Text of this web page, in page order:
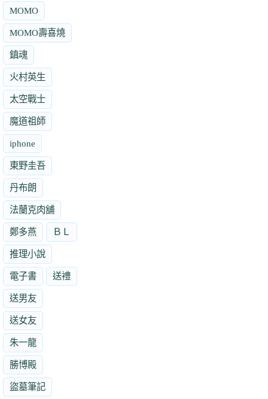
MOMO
MOMO壽喜燒
鎮魂
火村英生
太空戰士
魔道祖師
iphone
東野圭吾
丹布朗
法蘭克肉舖
鄭多燕 ＢＬ
推理小說
電子書 送禮
送男友
送女友
朱一龍
勝博殿
盜墓筆記